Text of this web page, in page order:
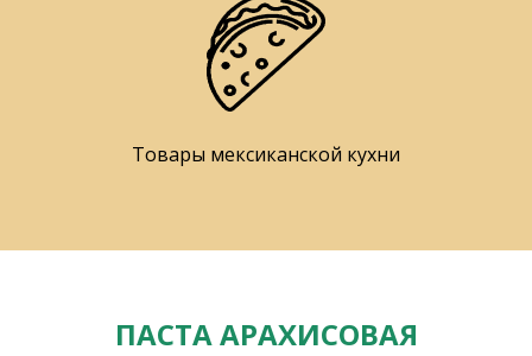
Товары мексиканской кухни
ПАСТА АРАХИСОВАЯ